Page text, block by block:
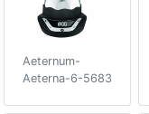
Aeternum-
Aeterna-6-5683